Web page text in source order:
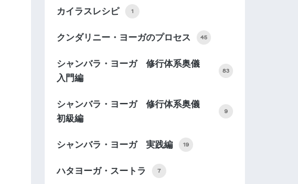
カイラスレシピ 1
クンダリニー・ヨーガのプロセス 45
シャンバラ・ヨーガ 修行体系奥儀
入門編
83
シャンバラ・ヨーガ 修行体系奥儀
初級編
9
シャンバラ・ヨーガ 実践編 19
ハタヨーガ・スートラ 7